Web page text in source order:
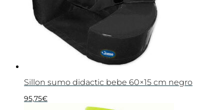
Sillon sumo didactic bebe 60×15 cm negro
95,75€